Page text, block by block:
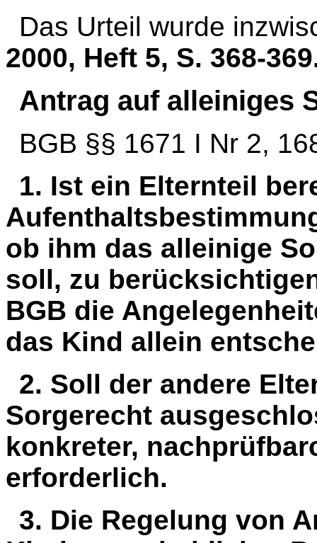
Das Urteil wurde
2000, Heft 5, S. 368-
Antrag auf alleiniges
BGB §§ 1671 I Nr 2,
1. Ist ein Elternteil
ob ihm das alleinige
soll, zu
BGB die
das Kind allein
2. Soll der andere
Sorgerecht
konkreter,
erforderlich.
3. Die Regelung von